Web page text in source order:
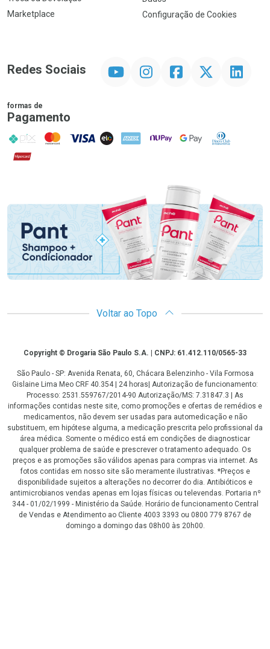
Marketplace
Configuração de Cookies
Redes Sociais InstagramFacebookTwitter Linkedin
formas de
Pagamento
PIX MasterCard
VISA ELO AMEX NuPay Google PayDiners Club
Hipercard
Promoção em Destaque
Voltar ao Topo
CopyrightCopyright © Drogaria São Paulo S.A. | CNPJ: 61.412.110/0565-33
São Paulo - SP: Avenida Renata, 60, Chácara Belenzinho - Vila Formosa
Gislaine Lima Meo CRF 40.354 | 24 horas| Autorização de funcionamento:
Processo: 2531.559767/2014-90 Autorização/MS: 7.31847.3 | As
informações contidas neste site, como promoções e ofertas de remédios e
medicamentos, não devem ser usadas para automedicação e não
substituem, em hipótese alguma, a medicação prescrita pelo profissional da
área médica. Somente o médico está em condições de diagnosticar
qualquer problema de saúde e prescrever o tratamento adequado. Os
preços e as promoções são válidos apenas para compras via internet. As
fotos contidas em nosso site são meramente ilustrativas. *Preços e
disponibilidade sujeitos a alterações no decorrer do dia. Antibióticos e
antimicrobianos vendas apenas em lojas físicas ou televendas. Portaria nº
344 - 01/02/1999 - Ministério da Saúde. Horário de funcionamento Central
de Vendas e Atendimento ao Cliente 4003 3393 ou 0800 779 8767 de
domingo a domingo das 08h00 às 20h00.